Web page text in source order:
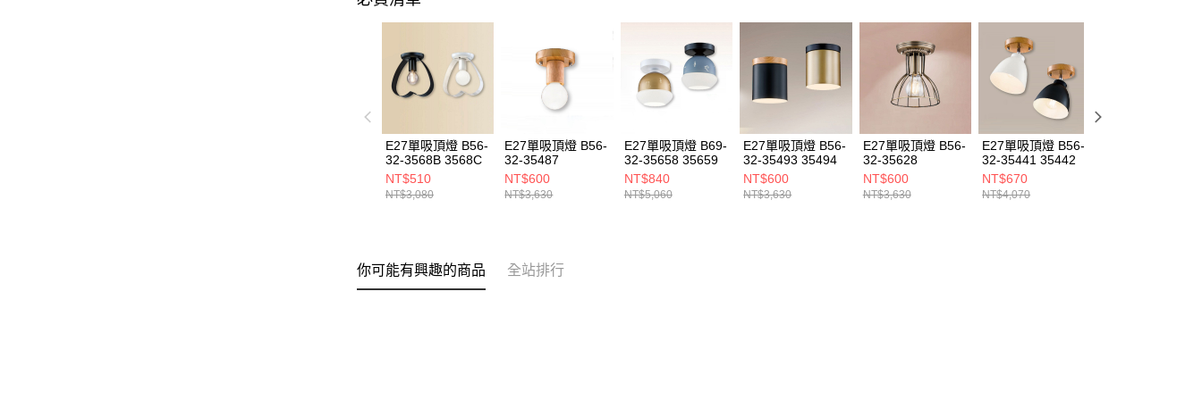
E27單吸頂燈 B56-
32-3568B 3568C
NT$510
NT$3,080
E27單吸頂燈 B56-
32-35487
NT$600
NT$3,630
E27單吸頂燈 B69-
32-35658 35659
NT$840
NT$5,060
E27單吸頂燈 B56-
32-35493 35494
NT$600
NT$3,630
E27單吸頂燈 B56-
32-35628
NT$600
NT$3,630
E27單吸頂燈 B56-
32-35441 35442
NT$670
NT$4,070
你可能有興趣的商品 全站排行